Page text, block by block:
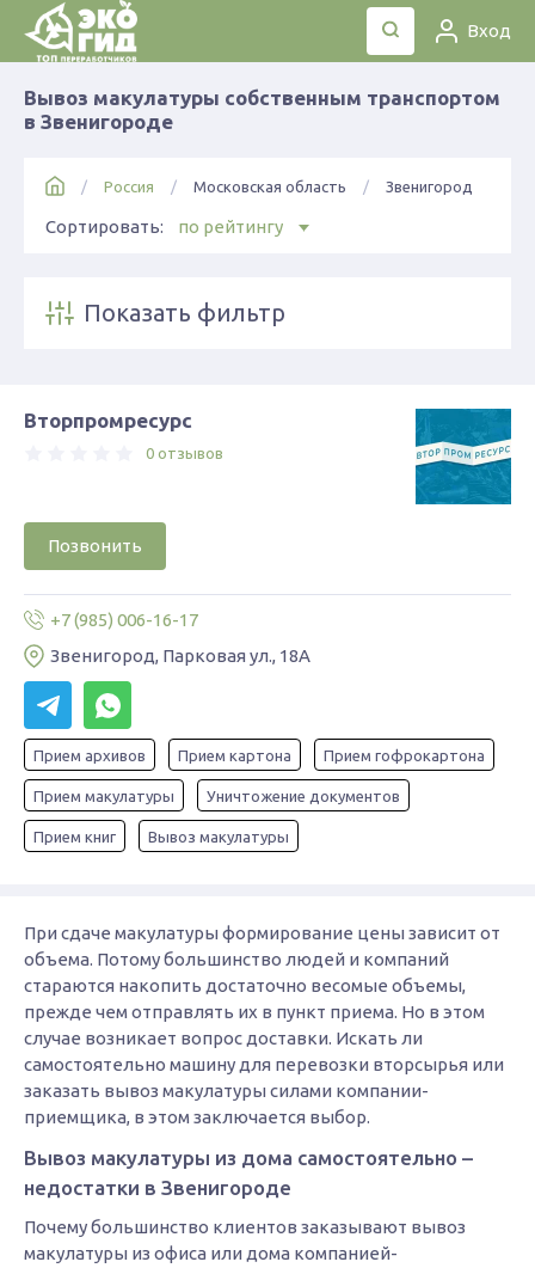
Вход
Вывоз макулатуры собственным транспортом
в Звенигороде
Россия Московская область Звенигород
Сортировать: по рейтингу
Показать фильтр
Вторпромресурс
0 отзывов
Позвонить
+7 (985) 006-16-17
Звенигород, Парковая ул., 18А
Прием архивов Прием картона Прием гофрокартона
Прием макулатуры Уничтожение документов
Прием книг Вывоз макулатуры
При сдаче макулатуры формирование цены зависит от
объема. Потому большинство людей и компаний
стараются накопить достаточно весомые объемы,
прежде чем отправлять их в пункт приема. Но в этом
случае возникает вопрос доставки. Искать ли
самостоятельно машину для перевозки вторсырья или
заказать вывоз макулатуры силами компании-
приемщика, в этом заключается выбор.
Вывоз макулатуры из дома самостоятельно –
недостатки в Звенигороде
Почему большинство клиентов заказывают вывоз
макулатуры из офиса или дома компанией-